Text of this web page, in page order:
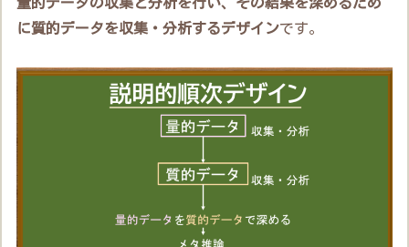
量的データの収集と分析を行い、その結果を深めるため
に質的データを収集・分析するデザインです。